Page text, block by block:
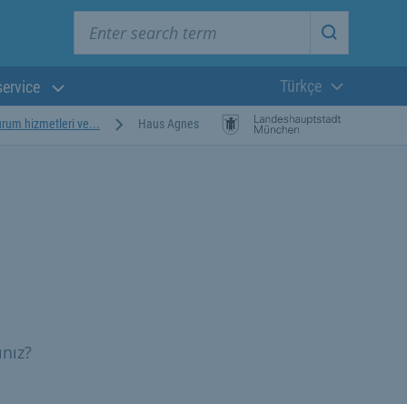
Start
Güncel dil:
Türkçe
hizmetleri ve... Haus Agnes